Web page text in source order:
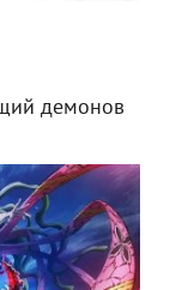
демонов